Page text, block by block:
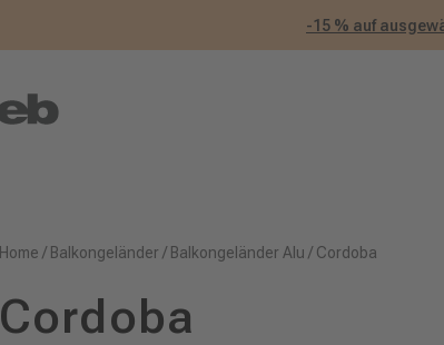
-15 % auf
Home / Balkongeländer / Balkongeländer Alu / Cordoba
Cordoba